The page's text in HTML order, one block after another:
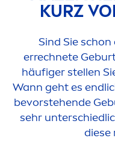
KURZ
Sind Sie
errechnete
häufiger stellen
Wann geht es
bevorstehende
sehr
diese